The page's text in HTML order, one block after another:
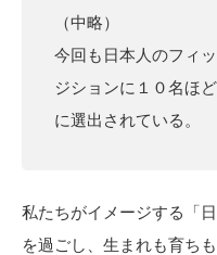
（中略）
今回も日本人のフィ
ジションに１０名ほ
に選出されている。
私たちがイメージする「
を過ごし、生まれも育ち